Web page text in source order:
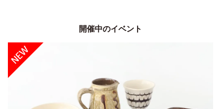
開催中のイベント